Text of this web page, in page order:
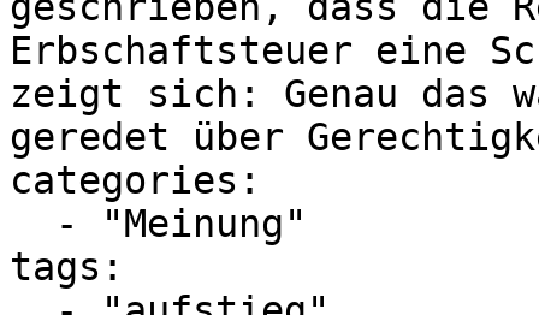
Erbschaftsteuer eine
zeigt sich: Genau das
geredet über
categories:
tags: